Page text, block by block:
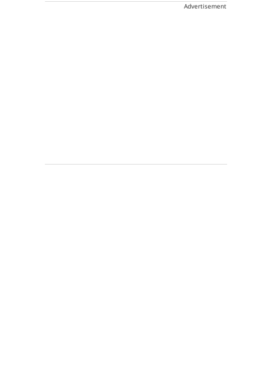
Advertisement